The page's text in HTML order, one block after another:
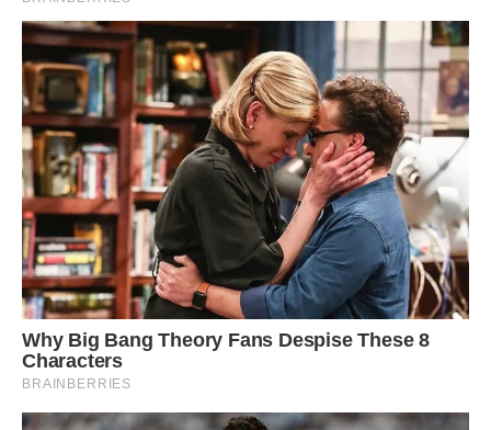
залишаємо до охолодження, періодично помішуючи, щоб
не утворилася плівка.
Вершкове масло кімнатної температури збиваємо до
пишності. Додамо заварну масу і збиваємо на середній
швидкості. Всипаємо ванільний цукор. Просіваємо какао.
Додамо одну столову ложку коньяку. Зіб’ємо до
однорідності.
Якщо корж не липне то він готовий. Прибираємо папір.
Поділяємо на три частини.
Перемащуємо нашим кремом.